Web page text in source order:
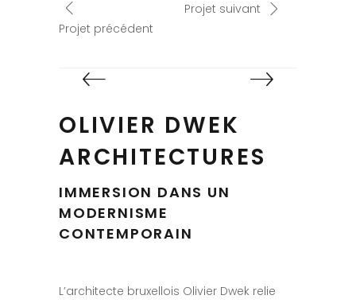
Projet précédent
Projet suivant
OLIVIER DWEK
ARCHITECTURES
IMMERSION DANS UN
MODERNISME
CONTEMPORAIN
L’architecte bruxellois Olivier Dwek relie